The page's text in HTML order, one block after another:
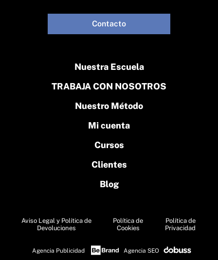
Nuestra Escuela
TRABAJA CON NOSOTROS
Nuestro Método
Mi cuenta
Cursos
Clientes
Blog
Contacto
Aviso Legal y Política de
Devoluciones
Política de
Cookies
Política de
Privacidad
Agencia Publicidad Agencia SEO